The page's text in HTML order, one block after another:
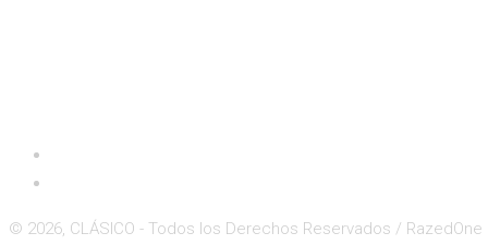
© 2026, CLÁSICO - Todos los Derechos Reservados / RazedOne